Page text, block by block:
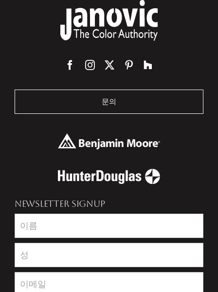
문의
NEWSLETTER SIGNUP
Newsletter